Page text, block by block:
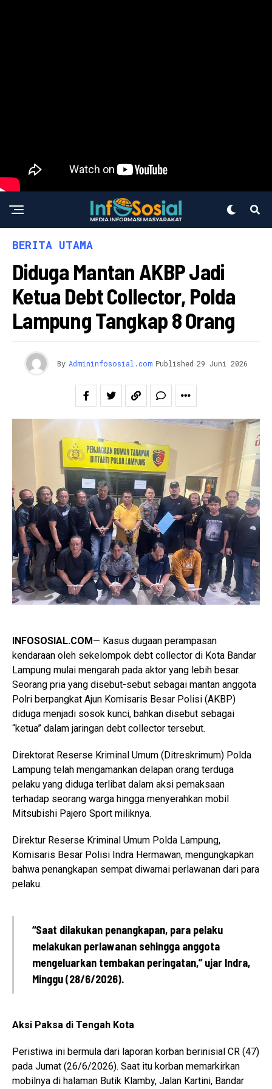
BERITA UTAMA
Diduga Mantan AKBP Jadi
Ketua Debt Collector, Polda
Lampung Tangkap 8 Orang
By Admininfososial.com Published 29 Juni 2026
INFOSOSIAL.COM— Kasus dugaan perampasan
kendaraan oleh sekelompok debt collector di Kota Bandar
Lampung mulai mengarah pada aktor yang lebih besar.
Seorang pria yang disebut-sebut sebagai mantan anggota
Polri berpangkat Ajun Komisaris Besar Polisi (AKBP)
diduga menjadi sosok kunci, bahkan disebut sebagai
“ketua” dalam jaringan debt collector tersebut.
Direktorat Reserse Kriminal Umum (Ditreskrimum) Polda
Lampung telah mengamankan delapan orang terduga
pelaku yang diduga terlibat dalam aksi pemaksaan
terhadap seorang warga hingga menyerahkan mobil
Mitsubishi Pajero Sport miliknya.
Direktur Reserse Kriminal Umum Polda Lampung,
Komisaris Besar Polisi Indra Hermawan, mengungkapkan
bahwa penangkapan sempat diwarnai perlawanan dari para
pelaku.
“Saat dilakukan penangkapan, para pelaku
melakukan perlawanan sehingga anggota
mengeluarkan tembakan peringatan,” ujar Indra,
Minggu (28/6/2026).
Aksi Paksa di Tengah Kota
Peristiwa ini bermula dari laporan korban berinisial CR (47)
pada Jumat (26/6/2026). Saat itu korban memarkirkan
mobilnya di halaman Butik Klamby, Jalan Kartini, Bandar